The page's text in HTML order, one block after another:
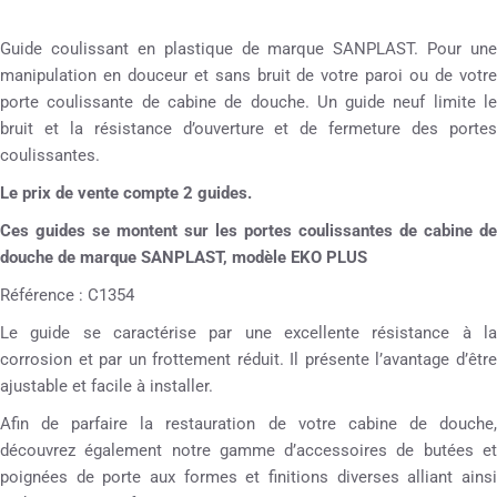
Guide coulissant en plastique de marque SANPLAST. Pour une
manipulation en douceur et sans bruit de votre paroi ou de votre
porte coulissante de cabine de douche. Un guide neuf limite le
bruit et la résistance d’ouverture et de fermeture des portes
coulissantes.
Le prix de vente compte 2 guides.
Ces guides se montent sur les portes coulissantes de cabine de
douche de marque SANPLAST, modèle EKO PLUS
Référence : C1354
Le guide se caractérise par une excellente résistance à la
corrosion et par un frottement réduit. Il présente l’avantage d’être
ajustable et facile à installer.
Afin de parfaire la restauration de votre cabine de douche,
découvrez également notre gamme d’accessoires de butées et
poignées de porte aux formes et finitions diverses alliant ainsi